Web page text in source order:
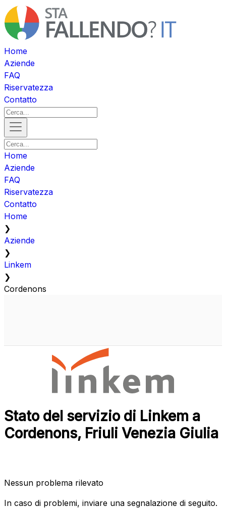
Home
Aziende
FAQ
Riservatezza
Contatto
Home
Aziende
FAQ
Riservatezza
Contatto
Home
❯
Aziende
❯
Linkem
❯
Cordenons
Stato del servizio di Linkem a
Cordenons, Friuli Venezia Giulia
Nessun problema rilevato
In caso di problemi, inviare una segnalazione di seguito.